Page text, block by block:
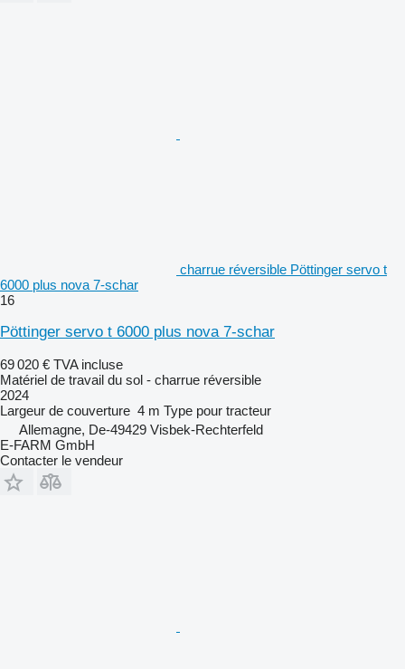
charrue réversible Pöttinger servo t
6000 plus nova 7-schar
16
Pöttinger servo t 6000 plus nova 7-schar
69 020 € TVA incluse
Matériel de travail du sol - charrue réversible
2024
Largeur de couverture 4 m Type pour tracteur
Allemagne, De-49429 Visbek-Rechterfeld
E-FARM GmbH
Contacter le vendeur